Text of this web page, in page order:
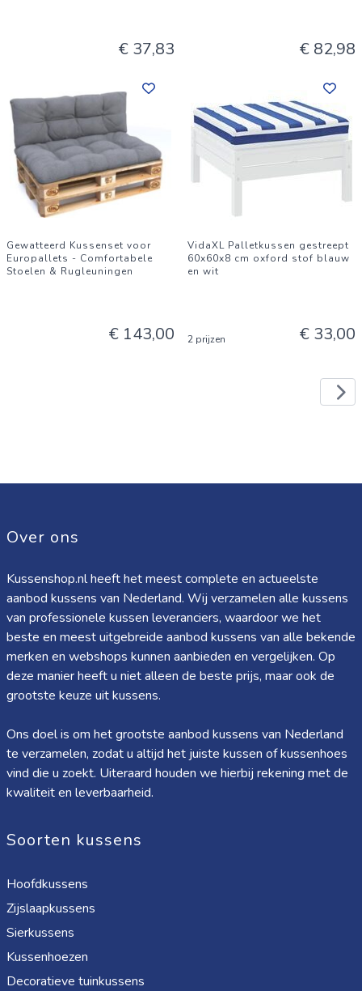
€ 37,83 € 82,98
Gewatteerd Kussenset voor
Europallets - Comfortabele
Stoelen & Rugleuningen
€ 143,00
VidaXL Palletkussen gestreept
60x60x8 cm oxford stof blauw
en wit
2 prijzen € 33,00
Over ons
Kussenshop.nl heeft het meest complete en actueelste
aanbod kussens van Nederland. Wij verzamelen alle kussens
van professionele kussen leveranciers, waardoor we het
beste en meest uitgebreide aanbod kussens van alle bekende
merken en webshops kunnen aanbieden en vergelijken. Op
deze manier heeft u niet alleen de beste prijs, maar ook de
grootste keuze uit kussens.
Ons doel is om het grootste aanbod kussens van Nederland
te verzamelen, zodat u altijd het juiste kussen of kussenhoes
vind die u zoekt. Uiteraard houden we hierbij rekening met de
kwaliteit en leverbaarheid.
Soorten kussens
Hoofdkussens
Zijslaapkussens
Sierkussens
Kussenhoezen
Decoratieve tuinkussens